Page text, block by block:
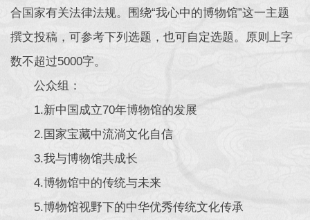
合国家有关法律法规。围绕“我心中的博物馆”这一主题
撰文投稿，可参考下列选题，也可自定选题。原则上字
数不超过5000字。
公众组：
1.新中国成立70年博物馆的发展
2.国家宝藏中流淌文化自信
3.我与博物馆共成长
4.博物馆中的传统与未来
5.博物馆视野下的中华优秀传统文化传承